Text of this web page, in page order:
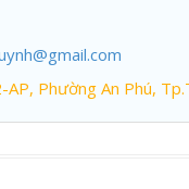
Phường An Phú,